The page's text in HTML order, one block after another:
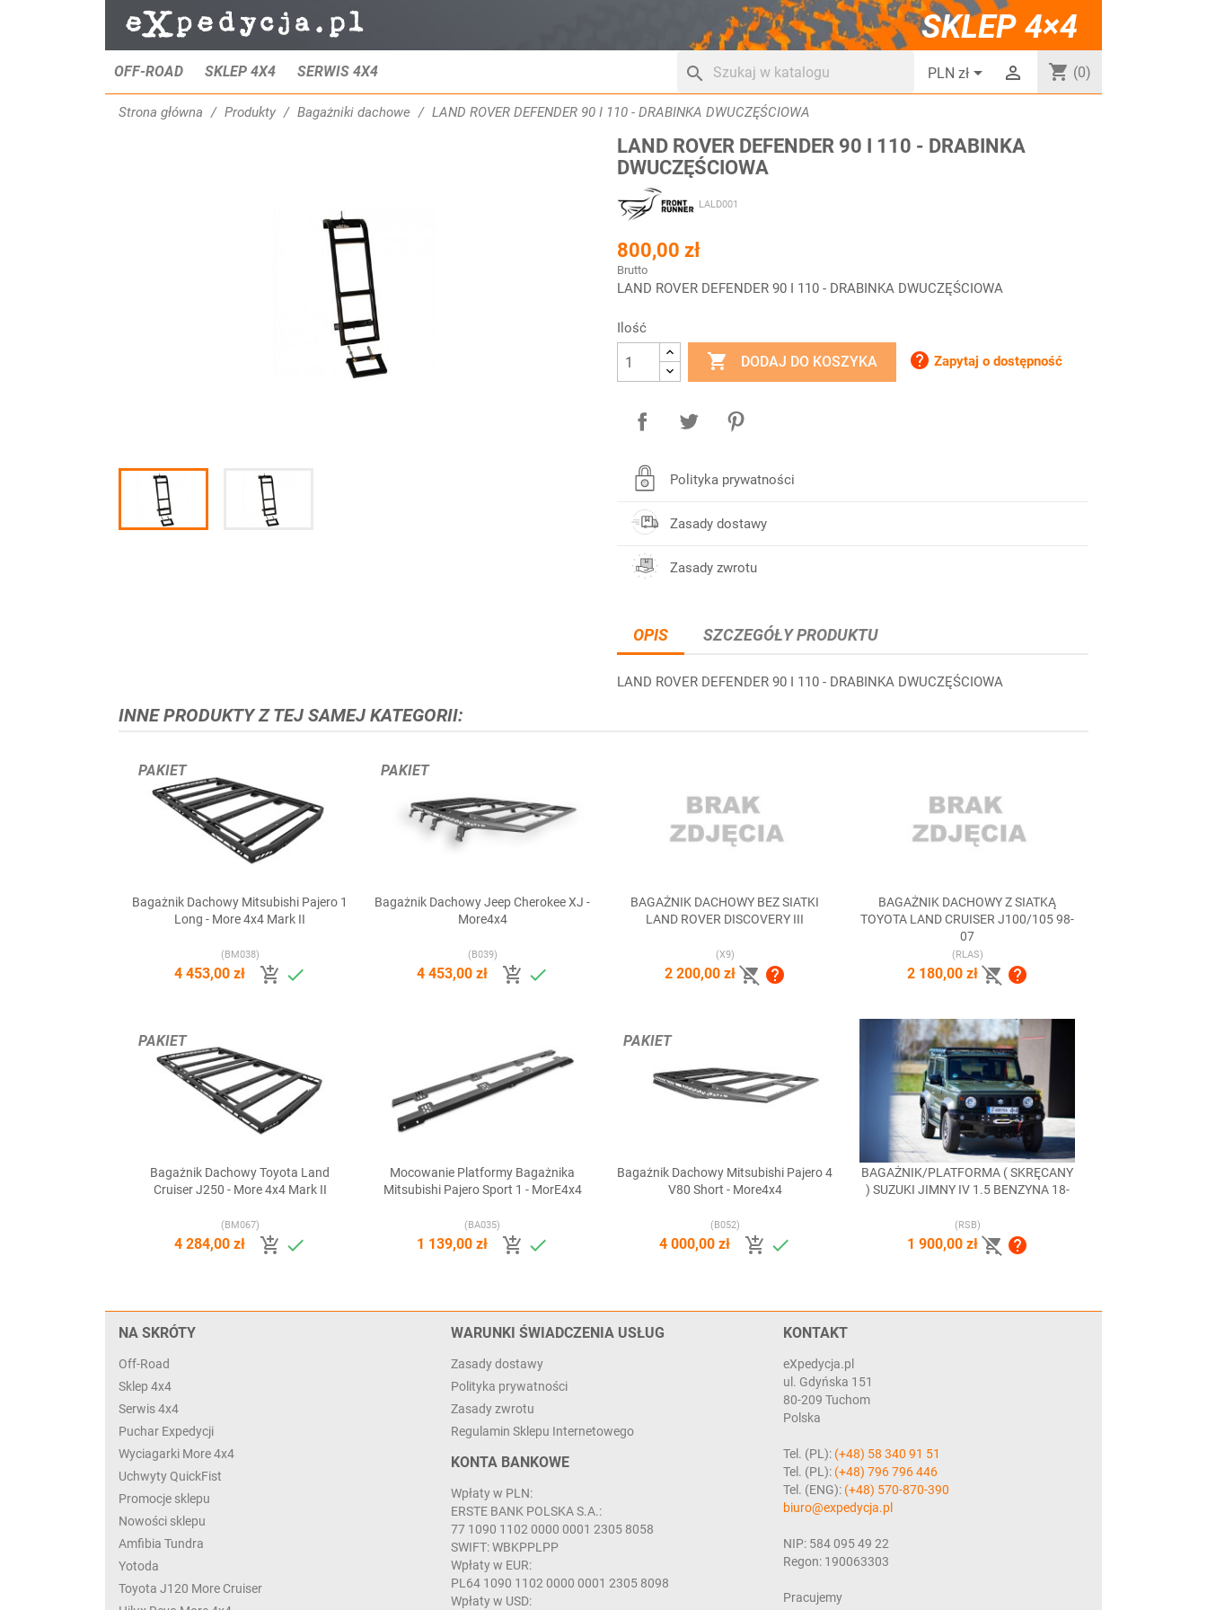
SKLEP 4×4
OFF-ROAD SKLEP 4X4 SERWIS 4X4 search PLN zł  shopping_cart (0)
Strona główna Produkty Bagażniki dachowe LAND ROVER DEFENDER 90 I 110 - DRABINKA DWUCZĘŚCIOWA
LAND ROVER DEFENDER 90 I 110 - DRABINKA
DWUCZĘŚCIOWA
LALD001
800,00 zł
Brutto
LAND ROVER DEFENDER 90 I 110 - DRABINKA DWUCZĘŚCIOWA
Ilość
 DODAJ DO KOSZYKA  Zapytaj o dostępność
Polityka prywatności
Zasady dostawy
Zasady zwrotu
OPIS SZCZEGÓŁY PRODUKTU
LAND ROVER DEFENDER 90 I 110 - DRABINKA DWUCZĘŚCIOWA
INNE PRODUKTY Z TEJ SAMEJ KATEGORII:
Szybki podgląd
Bagażnik Dachowy Mitsubishi Pajero 1
Long - More 4x4 Mark II
(BM038)
4 453,00 zł  
PAKIET
Szybki podgląd
Bagażnik Dachowy Jeep Cherokee XJ -
More4x4
(B039)
4 453,00 zł  
PAKIET
Szybki podgląd
BAGAŻNIK DACHOWY BEZ SIATKI
LAND ROVER DISCOVERY III
(X9)
2 200,00 zł  
Szybki podgląd
BAGAŻNIK DACHOWY Z SIATKĄ
TOYOTA LAND CRUISER J100/105 98-
07
(RLAS)
2 180,00 zł  
Szybki podgląd
Bagażnik Dachowy Toyota Land
Cruiser J250 - More 4x4 Mark II
(BM067)
4 284,00 zł  
PAKIET
Szybki podgląd
Mocowanie Platformy Bagażnika
Mitsubishi Pajero Sport 1 - MorE4x4
(BA035)
1 139,00 zł  
Szybki podgląd
Bagażnik Dachowy Mitsubishi Pajero 4
V80 Short - More4x4
(B052)
4 000,00 zł  
PAKIET
Szybki podgląd
BAGAŻNIK/PLATFORMA ( SKRĘCANY
) SUZUKI JIMNY IV 1.5 BENZYNA 18-
(RSB)
1 900,00 zł  
NA SKRÓTY
Off-Road
Sklep 4x4
Serwis 4x4
Puchar Expedycji
Wyciagarki More 4x4
Uchwyty QuickFist
Promocje sklepu
Nowości sklepu
Amfibia Tundra
Yotoda
Toyota J120 More Cruiser
WARUNKI ŚWIADCZENIA USŁUG
Zasady dostawy
Polityka prywatności
Zasady zwrotu
Regulamin Sklepu Internetowego
KONTA BANKOWE
Wpłaty w PLN:
ERSTE BANK POLSKA S.A.:
77 1090 1102 0000 0001 2305 8058
SWIFT: WBKPPLPP
Wpłaty w EUR:
PL64 1090 1102 0000 0001 2305 8098
Wpłaty w USD:
KONTAKT
eXpedycja.pl
ul. Gdyńska 151
80-209 Tuchom
Polska
Tel. (PL): (+48) 58 340 91 51
Tel. (PL): (+48) 796 796 446
Tel. (ENG): (+48) 570-870-390
biuro@expedycja.pl
NIP: 584 095 49 22
Regon: 190063303
Pracujemy